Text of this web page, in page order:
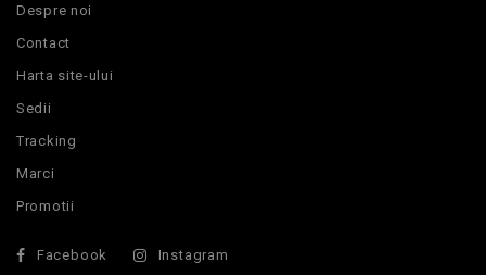
Despre noi
Contact
Harta site-ului
Sedii
Tracking
Marci
Promotii
Facebook Instagram